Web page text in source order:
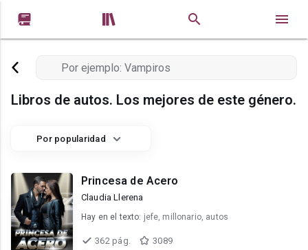
 
Libros de autos. Los mejores de este género.
Por popularidad
Princesa de Acero
Claudia Llerena
Hay en el texto: jefe, millonario, autos
362 pág.
3089